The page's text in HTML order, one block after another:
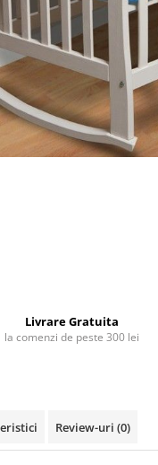
Livrare Gratuita
la comenzi de peste 300 lei
Review-uri (0)